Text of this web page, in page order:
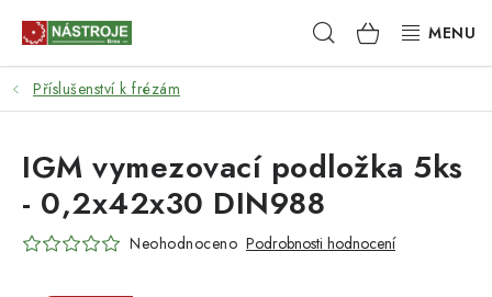
Hledat NÁKUPNÍ
KOŠÍK
NÁSTROJE
BRUSIVO
Příslušenství k frézám
IGM vymezovací podložka 5ks
- 0,2x42x30 DIN988
Neohodnoceno Podrobnosti hodnocení